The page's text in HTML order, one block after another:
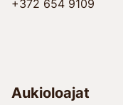
+372 654 9109
Aukioloajat